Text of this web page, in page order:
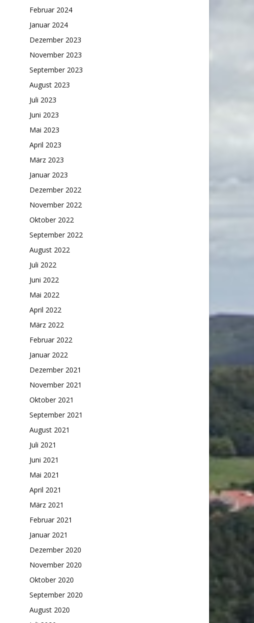
Februar 2024
Januar 2024
Dezember 2023
November 2023
September 2023
August 2023
Juli 2023
Juni 2023
Mai 2023
April 2023
März 2023
Januar 2023
Dezember 2022
November 2022
Oktober 2022
September 2022
August 2022
Juli 2022
Juni 2022
Mai 2022
April 2022
März 2022
Februar 2022
Januar 2022
Dezember 2021
November 2021
Oktober 2021
September 2021
August 2021
Juli 2021
Juni 2021
Mai 2021
April 2021
März 2021
Februar 2021
Januar 2021
Dezember 2020
November 2020
Oktober 2020
September 2020
August 2020